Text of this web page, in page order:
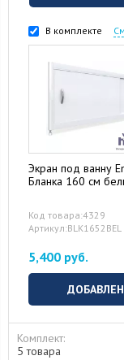
В комплекте
Экран под ванну
Бланка 160 см
Код товара:4329
Артикул:BLK1652BEL
5,400 руб.
Комплект:
5 товара